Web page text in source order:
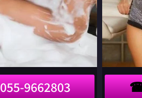
055-9662803